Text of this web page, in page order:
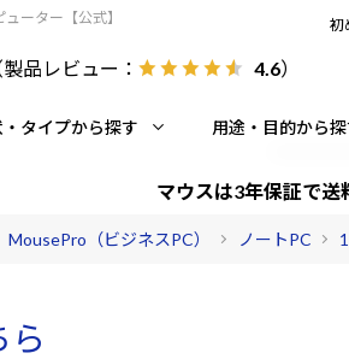
ーター【公式】
製品レビュー： 4.6）
初
タイプから探す 用途・目的から探
マウスは3年保証で送
MousePro（ビジネスPC） ノートPC
ら